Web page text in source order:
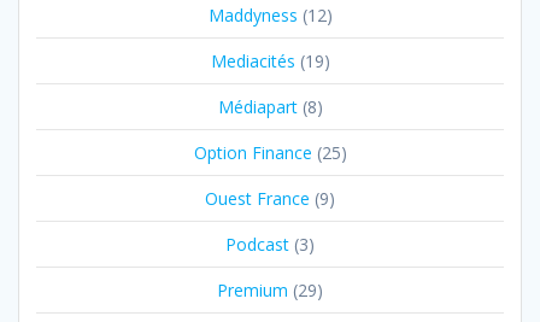
Maddyness (12)
Mediacités (19)
Médiapart(8)
Option Finance (25)
Ouest France (9)
Podcast (3)
Premium (29)